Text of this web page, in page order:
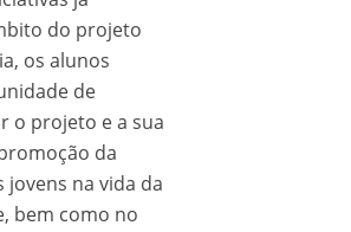
do projeto
os alunos
de
o projeto e a sua
da
na vida da
bem como no